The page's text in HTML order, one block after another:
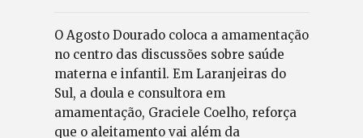
O Agosto Dourado coloca a amamentação
no centro das discussões sobre saúde
materna e infantil. Em Laranjeiras do
Sul, a doula e consultora em
amamentação, Graciele Coelho, reforça
que o aleitamento vai além da